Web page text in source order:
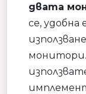
двата
се,